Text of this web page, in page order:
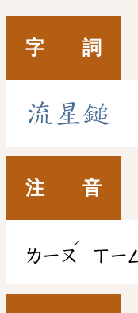
字 詞
流 星 鎚
注 音
ㄌㄧㄡ
ˊ
ㄒㄧㄥ